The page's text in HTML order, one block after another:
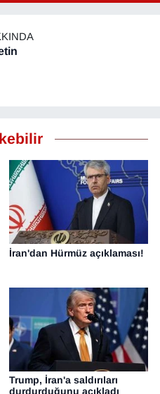
İran'dan Hürmüz açıklaması!
Trump, İran'a saldırıları
durdurduğunu açıkladı